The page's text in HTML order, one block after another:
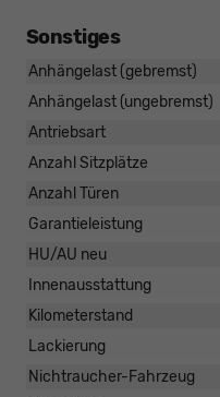
Sonstiges
Anhängelast (gebremst)
Anhängelast (ungebremst)
Antriebsart
Anzahl Sitzplätze
Anzahl Türen
Garantieleistung
HU/AU neu
Innenausstattung
Kilometerstand
Lackierung
Nichtraucher-Fahrzeug